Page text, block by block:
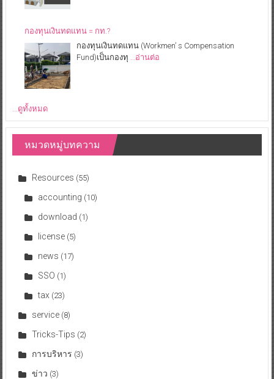
กองทุนเงินทดแทน = กท.?
กองทุนเงินทดแทน (Workmen’ s Compensation
Fund)เป็นกองทุ
…อ่านต่อ
...ดูทั้งหมด
หมวดหมู่บทความ
Resources (55)
accounting (10)
download (1)
license(5)
news (17)
SSO (1)
tax (23)
service(8)
Tricks-Tips (2)
การบริหาร (3)
ข่าว (3)